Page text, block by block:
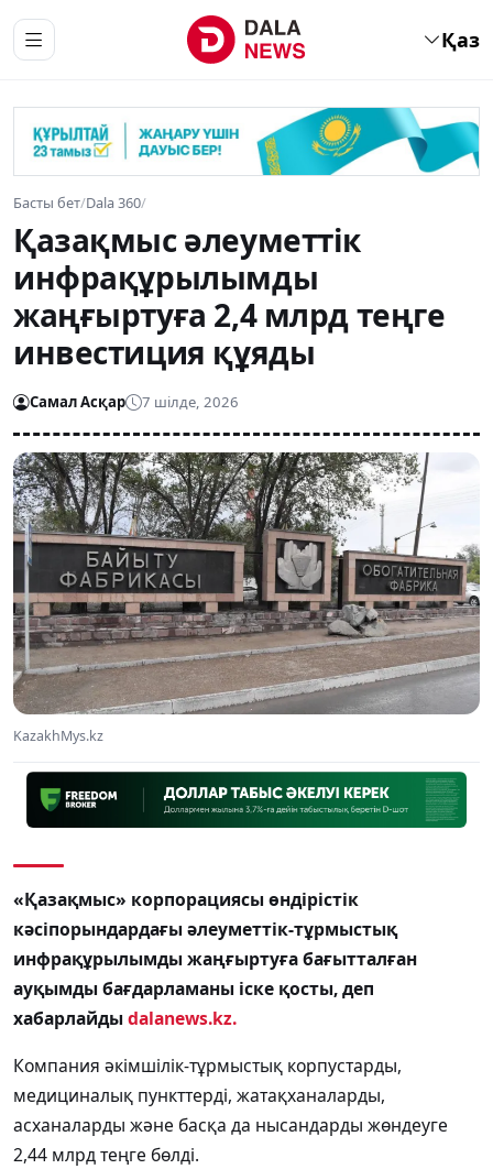
Қаз
Басты бет/Dala 360/
Қазақмыс әлеуметтік
инфрақұрылымды
жаңғыртуға 2,4 млрд теңге
инвестиция құяды
Самал Асқар 7 шілде, 2026
KazakhMys.kz
«Қазақмыс» корпорациясы өндірістік
кәсіпорындардағы әлеуметтік-тұрмыстық
инфрақұрылымды жаңғыртуға бағытталған
ауқымды бағдарламаны іске қосты, деп
хабарлайды dalanews.kz.
Компания әкімшілік-тұрмыстық корпустарды,
медициналық пункттерді, жатақханаларды,
асханаларды және басқа да нысандарды жөндеуге
2,44 млрд теңге бөлді.